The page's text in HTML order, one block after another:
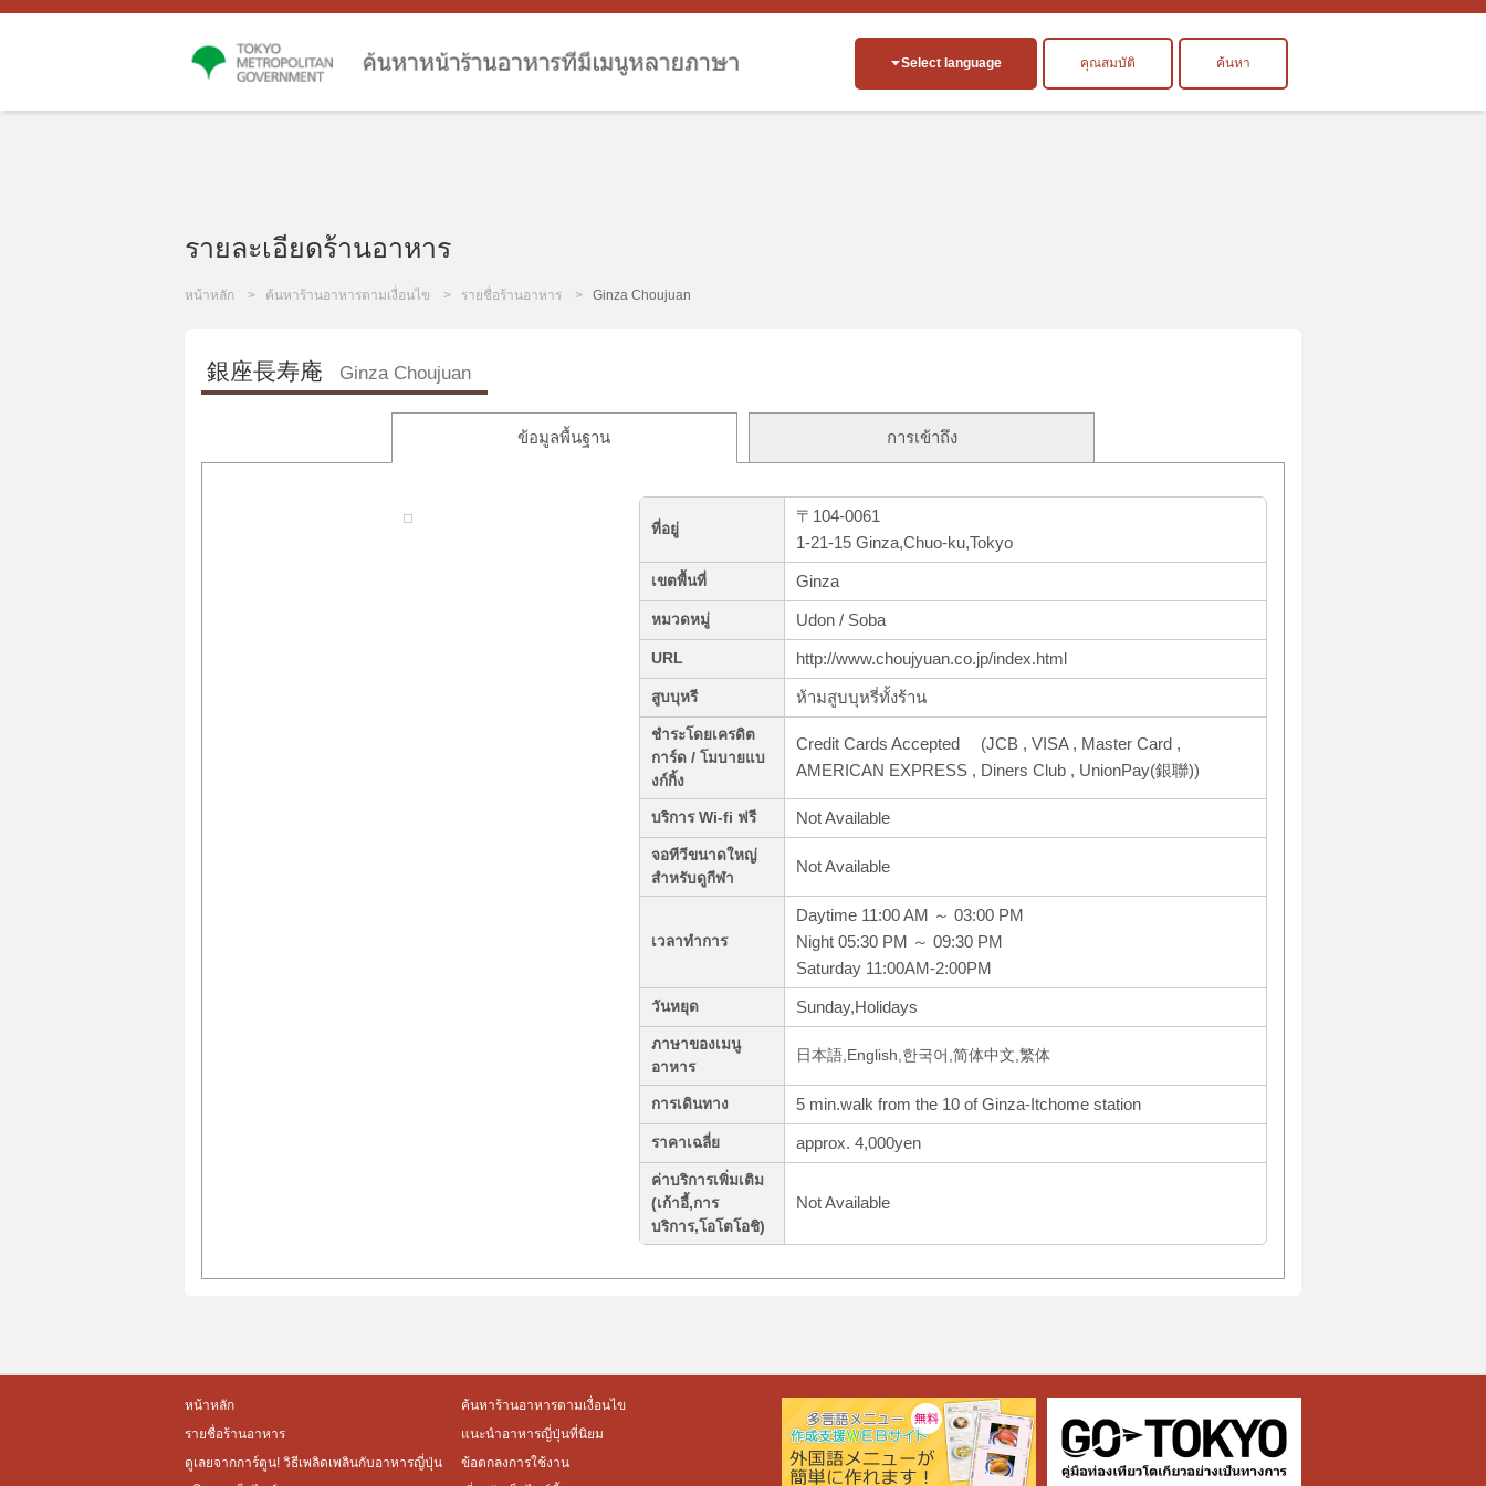
Select language คุณสมบัติ ค้นหา
รายละเอียดร้านอาหาร
หน้าหลัก ค้นหาร้านอาหารตามเงื่อนไข รายชื่อร้านอาหาร Ginza Choujuan
銀座長寿庵 Ginza Choujuan
ข้อมูลพื้นฐาน การเข้าถึง
ที่อยู่
〒104-0061
1-21-15 Ginza,Chuo-ku,Tokyo
เขตพื้นที่ Ginza
หมวดหมู่ Udon / Soba
URL http://www.choujyuan.co.jp/index.html
สูบบุหรี ห้ามสูบบุหรี่ทั้งร้าน
ชำระโดยเครดิต
การ์ด / โมบายแบ
งก์กิ้ง
Credit Cards Accepted (JCB , VISA , Master Card ,
AMERICAN EXPRESS , Diners Club , UnionPay(銀聯))
บริการ Wi-fi ฟรี Not Available
จอทีวีขนาดใหญ่
สำหรับดูกีฬา
Not Available
เวลาทำการ
Daytime 11:00 AM ～ 03:00 PM
Night 05:30 PM ～ 09:30 PM
Saturday 11:00AM-2:00PM
วันหยุด Sunday,Holidays
ภาษาของเมนู
อาหาร
日本語,English,한국어,简体中文,繁体
การเดินทาง 5 min.walk from the 10 of Ginza-Itchome station
ราคาเฉลี่ย approx. 4,000yen
ค่าบริการเพิ่มเติม
(เก้าอี้,การ
บริการ,โอโตโอชิ)
Not Available
หน้าหลัก
ค้นหาร้านอาหารตามเงื่อนไข
รายชื่อร้านอาหาร
แนะนำอาหารญี่ปุ่นที่นิยม
ดูเลยจากการ์ตูน! วิธีเพลิดเพลินกับอาหารญี่ปุ่น
ข้อตกลงการใช้งาน